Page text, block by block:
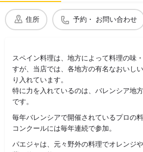
住所 予約・ お問い合わせ
スペイン料理は、地方によって料理の味
すが、当店では、各地方の有名なおいし
り入れています。
特に力を入れているのは、バレンシア地
です。
毎年バレンシアで開催されているプロの
コンクールには毎年連続で参加。
パエジャは、元々野外の料理でオレンジ